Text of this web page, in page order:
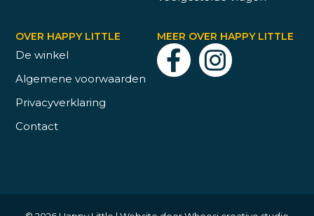
OVER HAPPY LITTLE
De winkel
Algemene voorwaarden
Privacyverklaring
Contact
MEER OVER HAPPY LITTLE